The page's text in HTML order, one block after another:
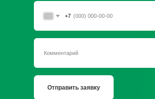
+7
Отправить заявку